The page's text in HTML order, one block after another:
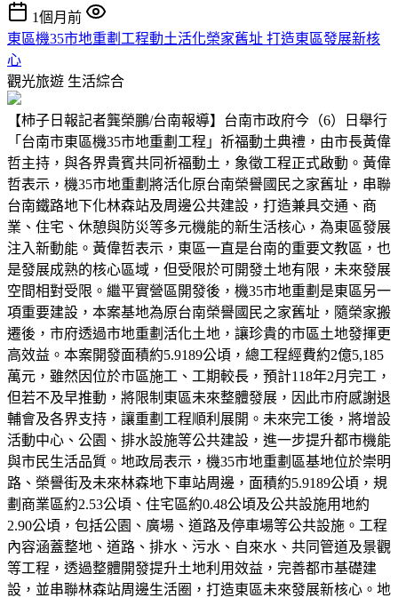
1個月前
東區機35市地重劃工程動土活化榮家舊址 打造東區發展新核
心
觀光旅遊 生活綜合
【柿子日報記者龔榮鵬/台南報導】台南市政府今（6）日舉行
「台南市東區機35市地重劃工程」祈福動土典禮，由市長黃偉
哲主持，與各界貴賓共同祈福動土，象徵工程正式啟動。黃偉
哲表示，機35市地重劃將活化原台南榮譽國民之家舊址，串聯
台南鐵路地下化林森站及周邊公共建設，打造兼具交通、商
業、住宅、休憩與防災等多元機能的新生活核心，為東區發展
注入新動能。黃偉哲表示，東區一直是台南的重要文教區，也
是發展成熟的核心區域，但受限於可開發土地有限，未來發展
空間相對受限。繼平實營區開發後，機35市地重劃是東區另一
項重要建設，本案基地為原台南榮譽國民之家舊址，隨榮家搬
遷後，市府透過市地重劃活化土地，讓珍貴的市區土地發揮更
高效益。本案開發面積約5.9189公頃，總工程經費約2億5,185
萬元，雖然因位於市區施工、工期較長，預計118年2月完工，
但若不及早推動，將限制東區未來整體發展，因此市府感謝退
輔會及各界支持，讓重劃工程順利展開。未來完工後，將增設
活動中心、公園、排水設施等公共建設，進一步提升都市機能
與市民生活品質。地政局表示，機35市地重劃區基地位於崇明
路、榮譽街及未來林森地下車站周邊，面積約5.9189公頃，規
劃商業區約2.53公頃、住宅區約0.48公頃及公共設施用地約
2.90公頃，包括公園、廣場、道路及停車場等公共設施。工程
內容涵蓋整地、道路、排水、污水、自來水、共同管道及景觀
等工程，透過整體開發提升土地利用效益，完善都市基礎建
設，並串聯林森站周邊生活圈，打造東區未來發展新核心。地